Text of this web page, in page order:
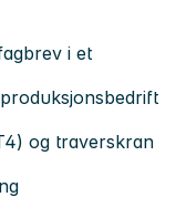
i et
og traverskran